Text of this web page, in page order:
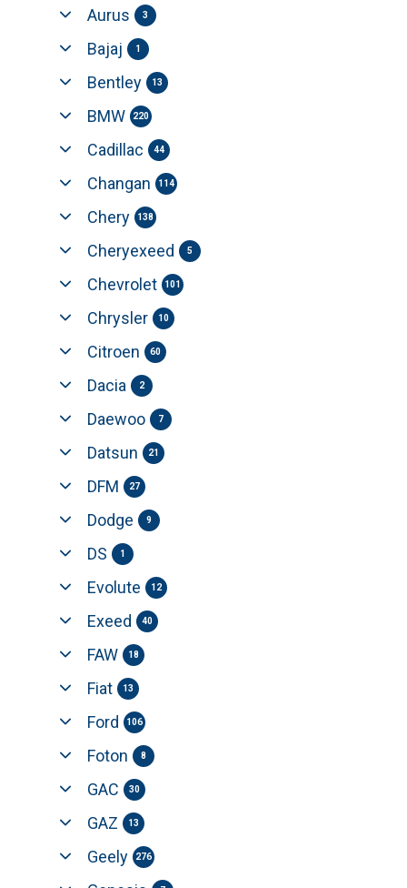
Aurus 3
Bajaj 1
Bentley 13
BMW 220
Cadillac 44
Changan 114
Chery 138
Cheryexeed 5
Chevrolet 101
Chrysler 10
Citroen 60
Dacia 2
Daewoo 7
Datsun 21
DFM 27
Dodge 9
DS 1
Evolute 12
Exeed 40
FAW 18
Fiat 13
Ford 106
Foton 8
GAC 30
GAZ 13
Geely 276